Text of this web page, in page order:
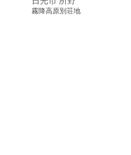
霧降高原別荘地